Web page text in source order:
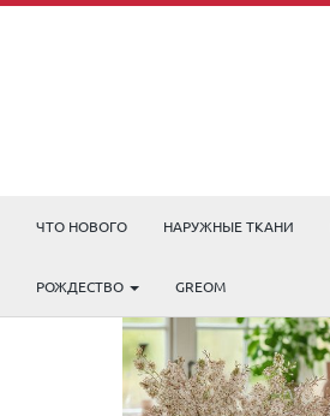
ЧТО НОВОГО НАРУЖНЫЕ ТКАНИ
РОЖДЕСТВО GREOM